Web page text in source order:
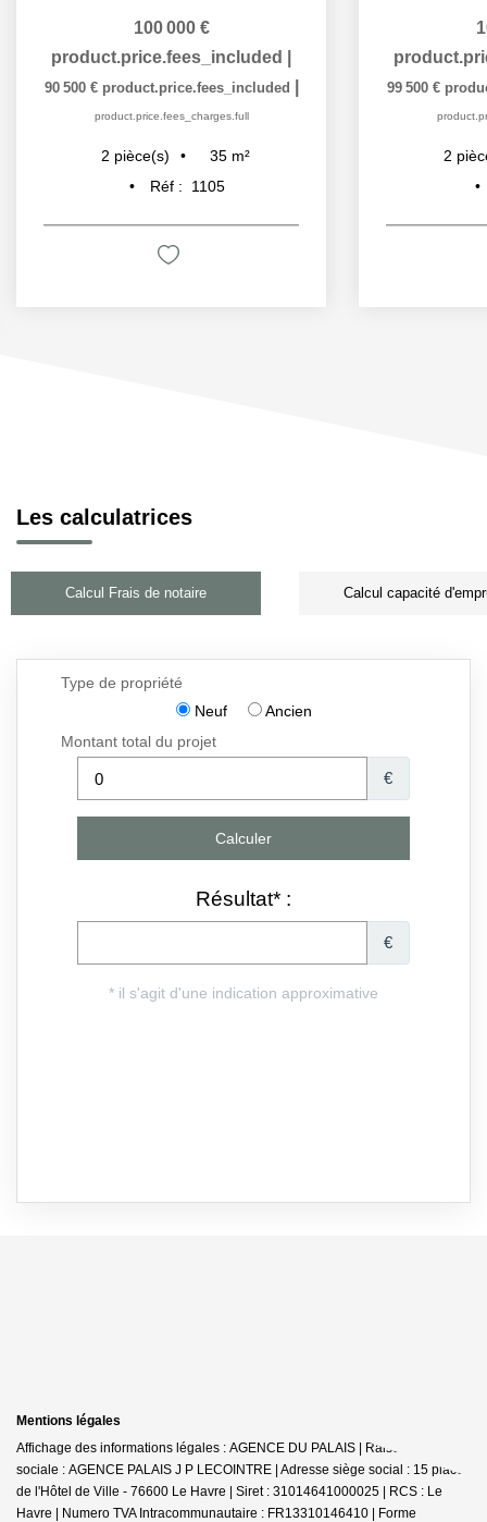
100 000 €
product.price.fees_included
90 500 € product.price.fees_included
product.price.fees_charges.full
2 pièce(s) 35 m²
Réf :
1105
99 500 €
2
Les calculatrices
Calcul Frais de notaire Calcul capacité
Mentions légales
Affichage des informations légales : AGENCE DU PALAIS | Raison
sociale : AGENCE PALAIS J P LECOINTRE | Adresse siège social : 15 place
de l'Hôtel de Ville - 76600 Le Havre | Siret : 31014641000025 | RCS : Le
Havre | Numero TVA Intracommunautaire : FR13310146410 | Forme